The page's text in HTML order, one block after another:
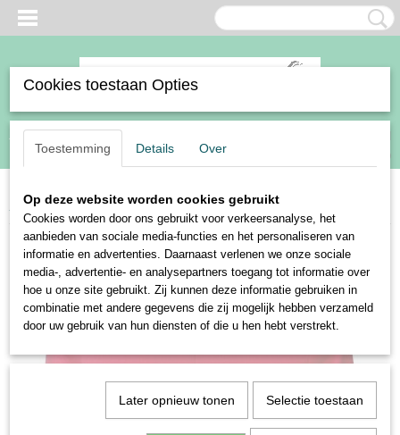
Inloggen Registreren
(0)
Home>Ruiter>Kleding>Shirts en polo's>Harry's Horse shirt Monaco
Cookies toestaan Opties
Toestemming Details Over
Op deze website worden cookies gebruikt
Cookies worden door ons gebruikt voor verkeersanalyse, het
aanbieden van sociale media-functies en het personaliseren van
informatie en advertenties. Daarnaast verlenen we onze sociale
media-, advertentie- en analysepartners toegang tot informatie over
hoe u onze site gebruikt. Zij kunnen deze informatie gebruiken in
combinatie met andere gegevens die zij mogelijk hebben verzameld
door uw gebruik van hun diensten of die u hen hebt verstrekt.
Later opnieuw tonen Selectie toestaan